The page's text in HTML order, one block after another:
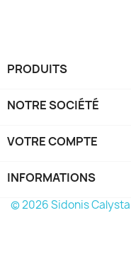
PRODUITS
NOTRE SOCIÉTÉ
VOTRE COMPTE
INFORMATIONS
© 2026 Sidonis Calysta